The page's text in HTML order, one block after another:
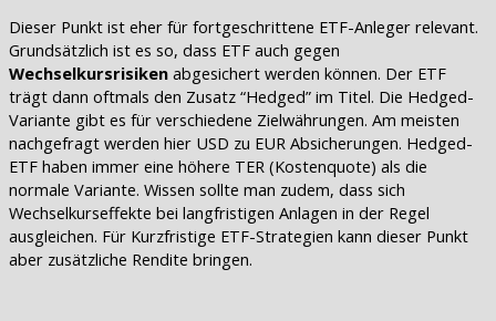
Dieser Punkt ist eher für fortgeschrittene ETF-Anleger relevant.
Grundsätzlich ist es so, dass ETF auch gegen
Wechselkursrisiken abgesichert werden können. Der ETF
trägt dann oftmals den Zusatz “Hedged” im Titel. Die Hedged-
Variante gibt es für verschiedene Zielwährungen. Am meisten
nachgefragt werden hier USD zu EUR Absicherungen. Hedged-
ETF haben immer eine höhere TER (Kostenquote) als die
normale Variante. Wissen sollte man zudem, dass sich
Wechselkurseffekte bei langfristigen Anlagen in der Regel
ausgleichen. Für Kurzfristige ETF-Strategien kann dieser Punkt
aber zusätzliche Rendite bringen.